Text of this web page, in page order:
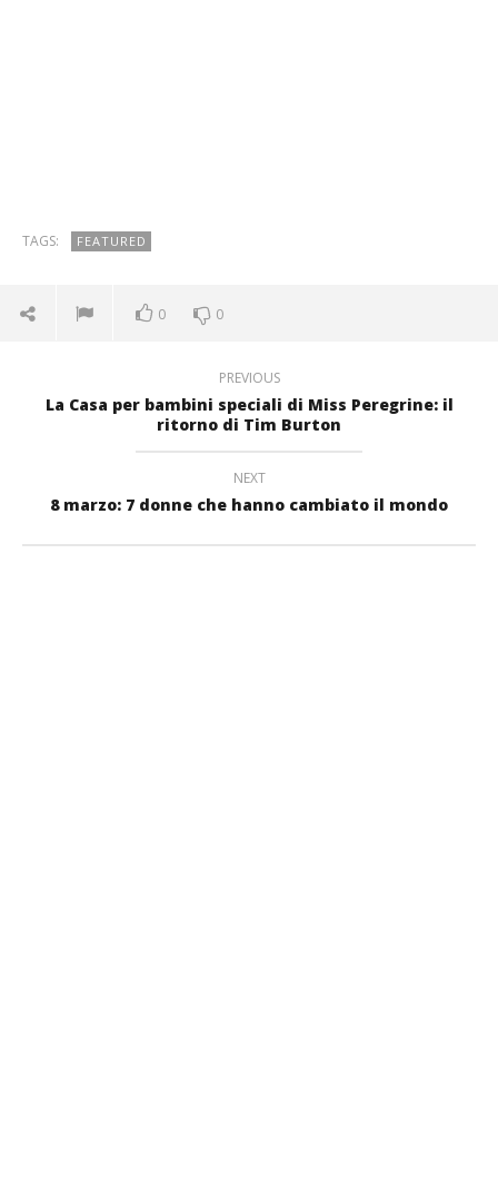
TAGS: FEATURED
0 0
PREVIOUS
La Casa per bambini speciali di Miss Peregrine: il
ritorno di Tim Burton
NEXT
8 marzo: 7 donne che hanno cambiato il mondo